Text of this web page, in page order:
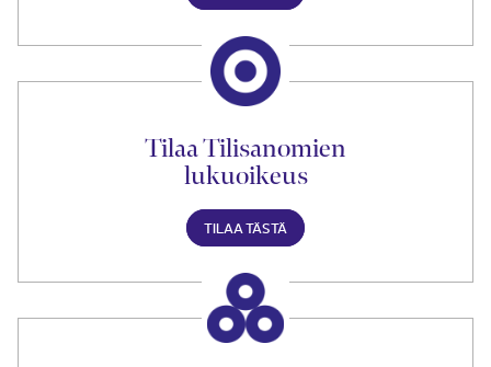
Tilaa Tilisanomien
lukuoikeus
TILAA TÄSTÄ